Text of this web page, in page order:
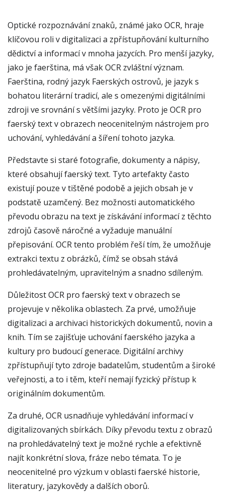
Optické rozpoznávání znaků, známé jako OCR, hraje
klíčovou roli v digitalizaci a zpřístupňování kulturního
dědictví a informací v mnoha jazycích. Pro menší jazyky,
jako je faerština, má však OCR zvláštní význam.
Faerština, rodný jazyk Faerských ostrovů, je jazyk s
bohatou literární tradicí, ale s omezenými digitálními
zdroji ve srovnání s většími jazyky. Proto je OCR pro
faerský text v obrazech neocenitelným nástrojem pro
uchování, vyhledávání a šíření tohoto jazyka.
Představte si staré fotografie, dokumenty a nápisy,
které obsahují faerský text. Tyto artefakty často
existují pouze v tištěné podobě a jejich obsah je v
podstatě uzamčený. Bez možnosti automatického
převodu obrazu na text je získávání informací z těchto
zdrojů časově náročné a vyžaduje manuální
přepisování. OCR tento problém řeší tím, že umožňuje
extrakci textu z obrázků, čímž se obsah stává
prohledávatelným, upravitelným a snadno sdíleným.
Důležitost OCR pro faerský text v obrazech se
projevuje v několika oblastech. Za prvé, umožňuje
digitalizaci a archivaci historických dokumentů, novin a
knih. Tím se zajišťuje uchování faerského jazyka a
kultury pro budoucí generace. Digitální archivy
zpřístupňují tyto zdroje badatelům, studentům a široké
veřejnosti, a to i těm, kteří nemají fyzický přístup k
originálním dokumentům.
Za druhé, OCR usnadňuje vyhledávání informací v
digitalizovaných sbírkách. Díky převodu textu z obrazů
na prohledávatelný text je možné rychle a efektivně
najít konkrétní slova, fráze nebo témata. To je
neocenitelné pro výzkum v oblasti faerské historie,
literatury, jazykovědy a dalších oborů.